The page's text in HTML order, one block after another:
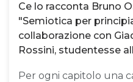
Ce lo racconta Bruno
"Semiotica per
collaborazione con
Rossini, studentesse
Per ogni capitolo una